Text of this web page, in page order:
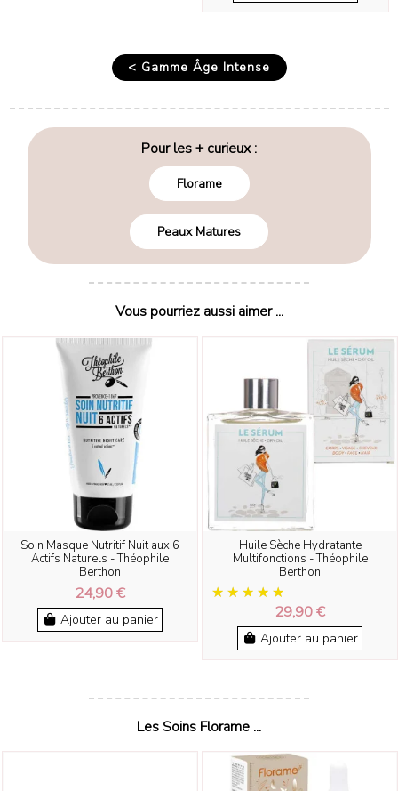
< Gamme Âge Intense
Pour les + curieux :
Florame
Peaux Matures
Vous pourriez aussi aimer ...
Soin Masque Nutritif Nuit aux 6
Actifs Naturels - Théophile
Berthon
24,90 €
Ajouter au panier
Huile Sèche Hydratante
Multifonctions - Théophile
Berthon
29,90 €
Ajouter au panier
Les Soins Florame ...